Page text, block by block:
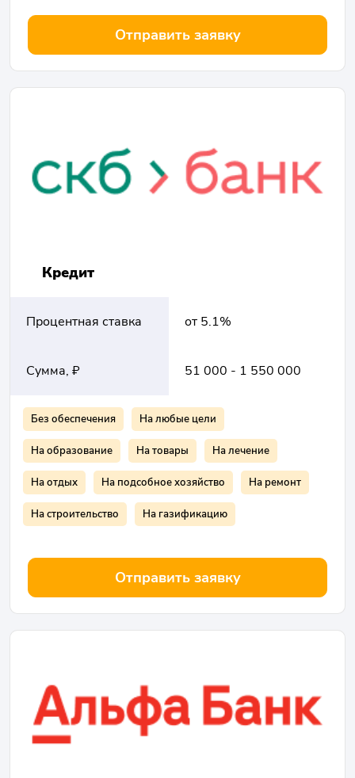
Отправить заявку
Кредит
Процентная ставка от 5.1%
Сумма, ₽ 51 000 - 1 550 000
Без обеспечения На любые цели
На образование На товары На лечение
На отдых На подсобное хозяйство На ремонт
На строительство На газификацию
Отправить заявку